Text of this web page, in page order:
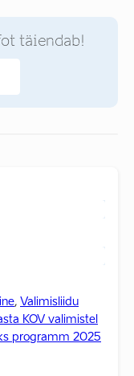
täiendab!
, Valimisliidu
KOV valimistel
programm 2025